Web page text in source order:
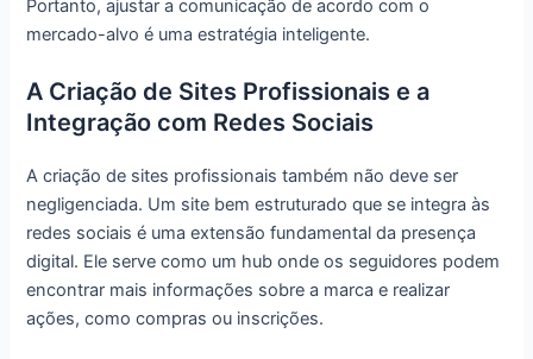
Portanto, ajustar a comunicação de acordo com o
mercado-alvo é uma estratégia inteligente.
A Criação de Sites Profissionais e a
Integração com Redes Sociais
A criação de sites profissionais também não deve ser
negligenciada. Um site bem estruturado que se integra às
redes sociais é uma extensão fundamental da presença
digital. Ele serve como um hub onde os seguidores podem
encontrar mais informações sobre a marca e realizar
ações, como compras ou inscrições.